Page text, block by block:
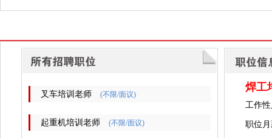
叉车培训老师 (不限/面议)
起重机培训老师 (不限/面议)
焊工
工作
职位